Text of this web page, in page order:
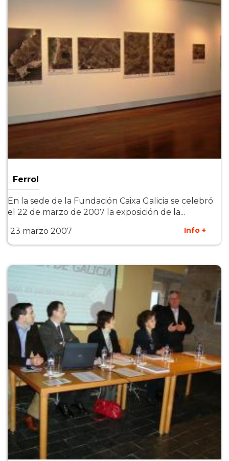
Ferrol
En la sede de la Fundación Caixa Galicia se celebró
el 22 de marzo de 2007 la exposición de la...
23 marzo 2007
Info +